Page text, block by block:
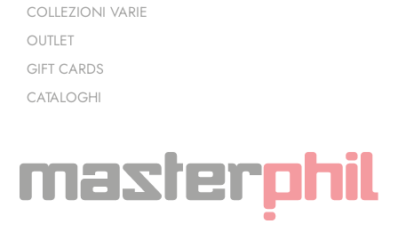
COLLEZIONI VARIE
OUTLET
GIFT CARDS
CATALOGHI